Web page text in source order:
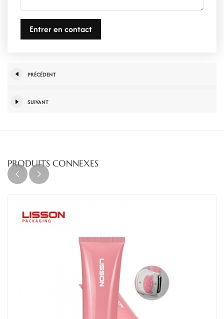
Entrer en contact
PRÉCÉDENT
SUIVANT
PRODUITS CONNEXES